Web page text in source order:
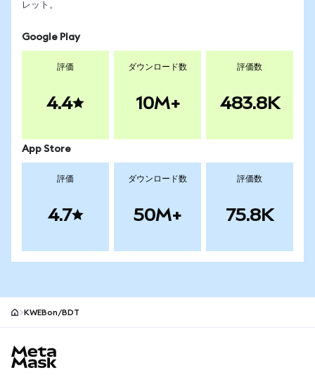
レット。
Google Play
評価
4.4
ダウンロード数
10M+
評価数
483.8K
App Store
評価
4.7
ダウンロード数
50M+
評価数
75.8K
KWEBon/BDT